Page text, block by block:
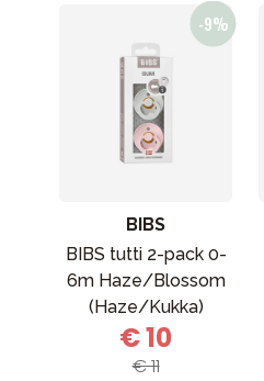
BIBS
BIBS tutti 2-pack 0-
6m Haze/Blossom
(Haze/Kukka)
€ 10
€ 11